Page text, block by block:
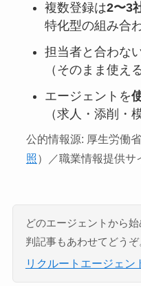
複数登録は2〜3
特化型の組み合
担当者と合わな
（そのまま使え
エージェントを
（求人・添削・
公的情報源: 厚生労働
照）／職業情報提供サ
どのエージェントから
判記事もあわせてどうぞ
リクルートエージェン